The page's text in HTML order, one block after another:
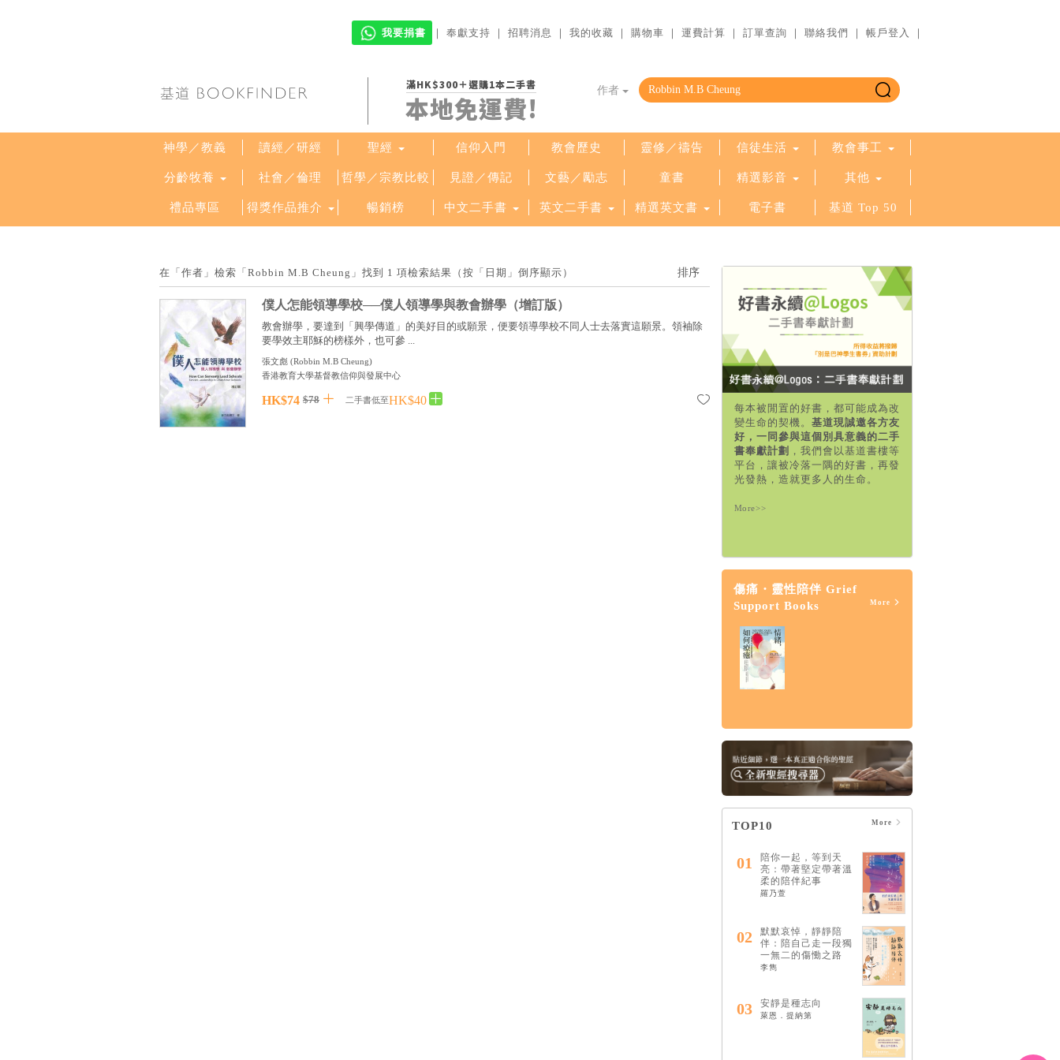
我要捐書 ｜ 奉獻支持 ｜ 招聘消息 ｜ 我的收藏 ｜ 購物車 ｜ 運費計算 ｜ 訂單查詢 ｜ 聯絡我們 ｜ 帳戶登入 ｜
滿HK$300＋選購1本二手書
本地免運費!
作者
神學／教義 讀經／研經 聖經 信仰入門 教會歷史 靈修／禱告 信徒生活 教會事工
分齡牧養 社會／倫理 哲學／宗教比較 見證／傳記 文藝／勵志 童書 精選影音 其他
禮品專區 得獎作品推介 暢銷榜 中文二手書 英文二手書 精選英文書 電子書 基道 Top 50
在「作者」檢索「Robbin M.B Cheung」找到 1 項檢索結果（按「日期」倒序顯示）
僕人怎能領導學校──僕人領導學與教會辦學（增訂版）
教會辦學，要達到「興學傳道」的美好目的或願景，便要領導學校不同人士去落實這願景。領袖除
要學效主耶穌的榜樣外，也可參 ...
張文彪 (Robbin M.B Cheung)
香港教育大學基督教信仰與發展中心
HK$74 $78 二手書低至HK$40
每本被閒置的好書，都可能成為改
變生命的契機。 基道現誠邀各方友
好，一同參與這個別具意義的二手
書奉獻計劃 ，我們會以基道書樓等
平台，讓被冷落一隅的好書，再發
光發熱，造就更多人的生命。
More>>
傷痛・靈性陪伴 Grief
Support Books
More
慮、憤怒、壓力和憂
鬱的15個情緒解答
HK$122 $128
TOP10 More
01
陪你一起，等到天
亮：帶著堅定帶著溫
柔的陪伴紀事
羅乃萱
02
默默哀悼，靜靜陪
伴：陪自己走一段獨
一無二的傷慟之路
李雋
03 安靜是種志向
萊恩．提納第